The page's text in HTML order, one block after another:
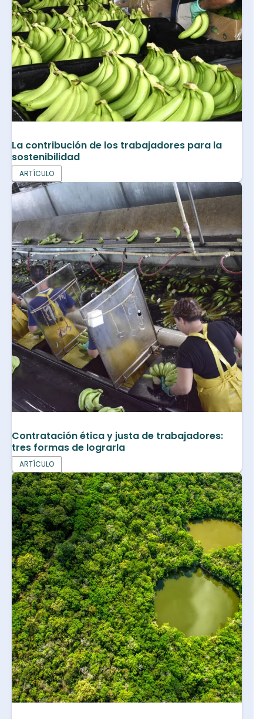
La contribución de los trabajadores para la
sostenibilidad
ARTÍCULO
Contratación ética y justa de trabajadores:
tres formas de lograrla
ARTÍCULO